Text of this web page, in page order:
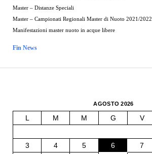
Master – Distanze Speciali
Master – Campionati Regionali Master di Nuoto 2021/2022
Manifestazioni master nuoto in acque libere
Fin News
AGOSTO 2026
L M M G V
3
4 5 6 7